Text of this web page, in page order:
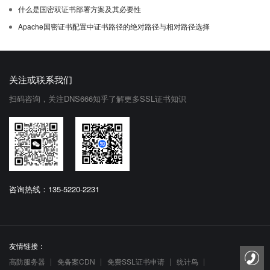
什么是国密双证书部署方案及其必要性
Apache国密证书配置中证书路径的绝对路径与相对路径选择
关注或联系我们
扫码咨询，关注DNS666知乎了解更多SSL证书知识
咨询热线：135-5220-2231
友情链接：
高防服务器
免备案CDN 免费SSL证书申请 统计鸟